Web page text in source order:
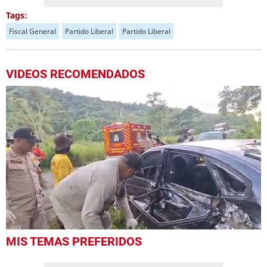
Tags:
Fiscal General Partido Liberal Partido Liberal
VIDEOS RECOMENDADOS
seconds
MIS TEMAS PREFERIDOS